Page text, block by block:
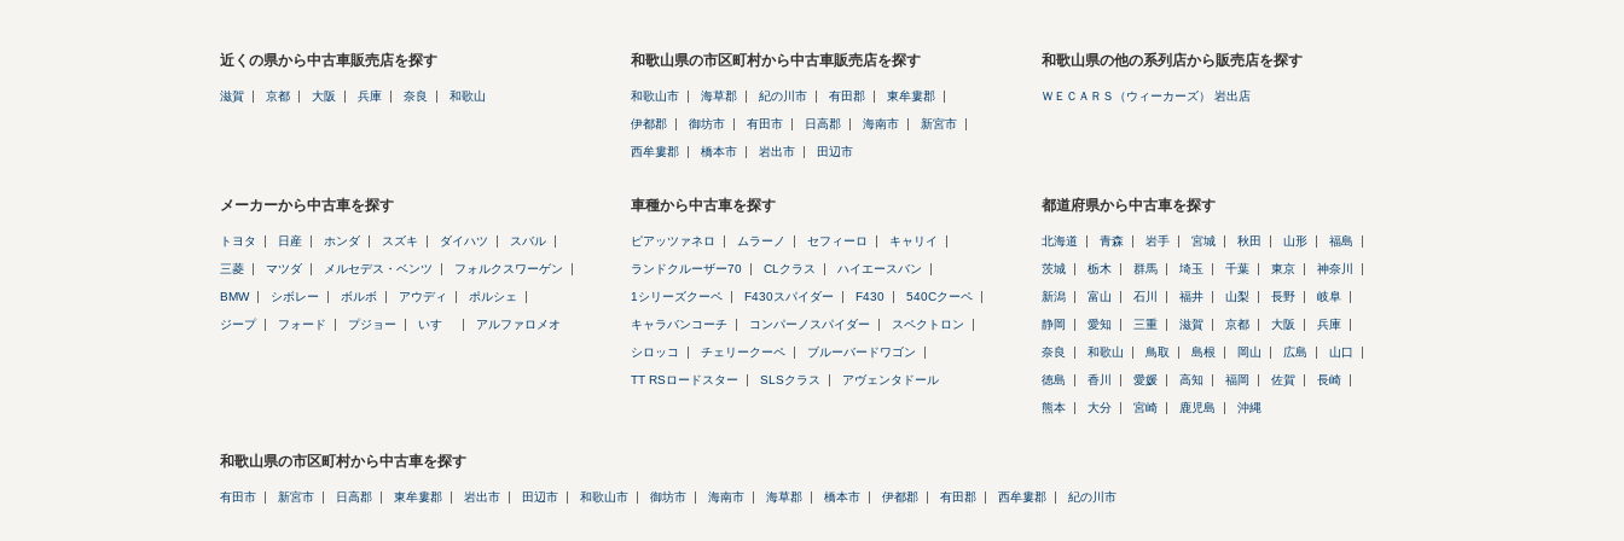
近くの県から中古車販売店を探す
滋賀 京都 大阪 兵庫 奈良 和歌山
和歌山県の市区町村から中古車販売店を探す
和歌山市 海草郡 紀の川市 有田郡 東牟婁郡
伊都郡 御坊市 有田市 日高郡 海南市 新宮市
西牟婁郡 橋本市 岩出市 田辺市
和歌山県の他の系列店から販売店を探す
ＷＥＣＡＲＳ（ウィーカーズ） 岩出店
メーカーから中古車を探す
トヨタ 日産 ホンダ スズキ ダイハツ スバル
三菱 マツダ メルセデス・ベンツ フォルクスワーゲン
BMW シボレー ボルボ アウディ ポルシェ
ジープ フォード プジョー いすゞ アルファロメオ
車種から中古車を探す
ピアッツァネロ ムラーノ セフィーロ キャリイ
ランドクルーザー70 CLクラス ハイエースバン
1シリーズクーペ F430スパイダー F430 540Cクーペ
キャラバンコーチ コンパーノスパイダー スペクトロン
シロッコ チェリークーペ ブルーバードワゴン
TT RSロードスター SLSクラス アヴェンタドール
都道府県から中古車を探す
北海道 青森 岩手 宮城 秋田 山形 福島
茨城 栃木 群馬 埼玉 千葉 東京 神奈川
新潟 富山 石川 福井 山梨 長野 岐阜
静岡 愛知 三重 滋賀 京都 大阪 兵庫
奈良 和歌山 鳥取 島根 岡山 広島 山口
徳島 香川 愛媛 高知 福岡 佐賀 長崎
熊本 大分 宮崎 鹿児島 沖縄
和歌山県の市区町村から中古車を探す
有田市 新宮市 日高郡 東牟婁郡 岩出市 田辺市 和歌山市 御坊市 海南市 海草郡 橋本市 伊都郡 有田郡 西牟婁郡 紀の川市